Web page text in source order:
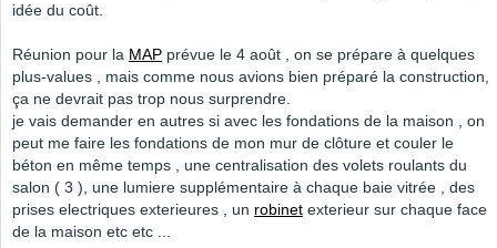
idée du coût.
Réunion pour la MAP prévue le 4 août , on se prépare à quelques
plus-values , mais comme nous avions bien préparé la construction,
ça ne devrait pas trop nous surprendre.
je vais demander en autres si avec les fondations de la maison , on
peut me faire les fondations de mon mur de clôture et couler le
béton en même temps , une centralisation des volets roulants du
salon ( 3 ), une lumiere supplémentaire à chaque baie vitrée , des
prises electriques exterieures , un robinet exterieur sur chaque face
de la maison etc etc ...